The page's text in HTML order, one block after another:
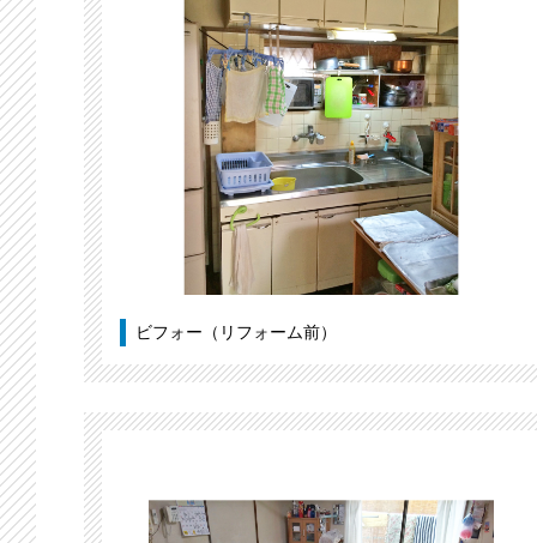
ビフォー（リフォーム前）